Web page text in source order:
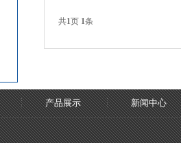
共1页 1条
产品展示 新闻中心